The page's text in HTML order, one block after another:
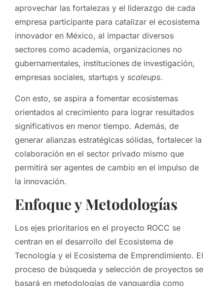
aprovechar las fortalezas y el liderazgo de cada
empresa participante para catalizar el ecosistema
innovador en México, al impactar diversos
sectores como academia, organizaciones no
gubernamentales, instituciones de investigación,
empresas sociales, startups y scaleups.
Con esto, se aspira a fomentar ecosistemas
orientados al crecimiento para lograr resultados
significativos en menor tiempo. Además, de
generar alianzas estratégicas sólidas, fortalecer la
colaboración en el sector privado mismo que
permitirá ser agentes de cambio en el impulso de
la innovación.
Enfoque y Metodologías
Los ejes prioritarios en el proyecto ROCC se
centran en el desarrollo del Ecosistema de
Tecnología y el Ecosistema de Emprendimiento. El
proceso de búsqueda y selección de proyectos se
basará en metodologías de vanguardia como